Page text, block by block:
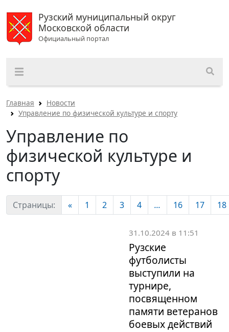
Рузский муниципальный округ
Московской области
Официальный портал
Главная
Новости
Управление по физической культуре и спорту
Управление по
физической культуре и
спорту
Страницы: « 1 2 3 4 ... 16 17 18
31.10.2024 в 11:51
Рузские
футболисты
выступили на
турнире,
посвященном
памяти ветеранов
боевых действий